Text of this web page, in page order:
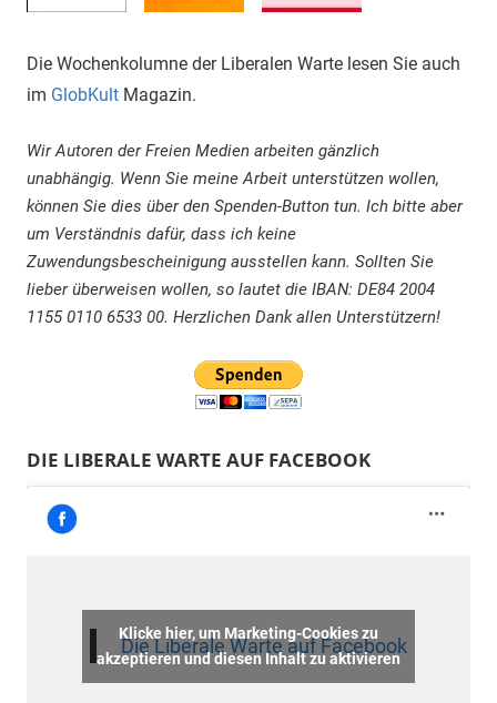
Die Wochenkolumne der Liberalen Warte lesen Sie auch
im GlobKult Magazin.
Wir Autoren der Freien Medien arbeiten gänzlich
unabhängig. Wenn Sie meine Arbeit unterstützen wollen,
können Sie dies über den Spenden-Button tun. Ich bitte aber
um Verständnis dafür, dass ich keine
Zuwendungsbescheinigung ausstellen kann. Sollten Sie
lieber überweisen wollen, so lautet die IBAN: DE84 2004
1155 0110 6533 00. Herzlichen Dank allen Unterstützern!
DIE LIBERALE WARTE AUF FACEBOOK
Die Liberale Warte auf Facebook
Klicke hier, um Marketing-Cookies zu
akzeptieren und diesen Inhalt zu aktivieren